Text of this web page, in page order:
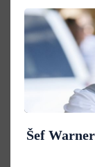
Šef